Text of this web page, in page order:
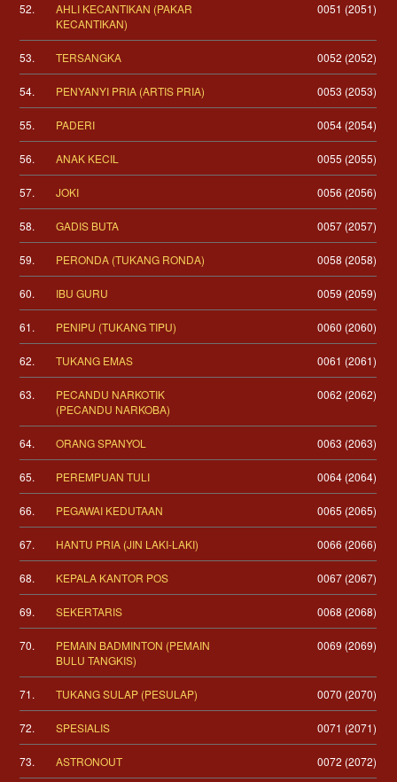
52.
AHLI KECANTIKAN (PAKAR
KECANTIKAN)
0051 (2051)
53. TERSANGKA 0052 (2052)
54. PENYANYI PRIA (ARTIS PRIA) 0053 (2053)
55. PADERI 0054 (2054)
56. ANAK KECIL 0055 (2055)
57. JOKI 0056 (2056)
58. GADIS BUTA 0057 (2057)
59. PERONDA (TUKANG RONDA) 0058 (2058)
60. IBU GURU 0059 (2059)
61. PENIPU (TUKANG TIPU) 0060 (2060)
62. TUKANG EMAS 0061 (2061)
63.
PECANDU NARKOTIK
(PECANDU NARKOBA)
0062 (2062)
64. ORANG SPANYOL 0063 (2063)
65. PEREMPUAN TULI 0064 (2064)
66. PEGAWAI KEDUTAAN 0065 (2065)
67. HANTU PRIA (JIN LAKI-LAKI) 0066 (2066)
68. KEPALA KANTOR POS 0067 (2067)
69. SEKERTARIS 0068 (2068)
70.
PEMAIN BADMINTON (PEMAIN
BULU TANGKIS)
0069 (2069)
71. TUKANG SULAP (PESULAP) 0070 (2070)
72. SPESIALIS 0071 (2071)
73. ASTRONOUT 0072 (2072)